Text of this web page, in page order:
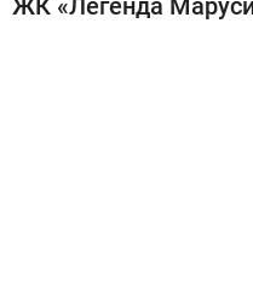
ЖК «Легенда